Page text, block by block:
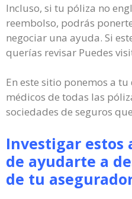
Incluso, si tu póliza no
reembolso, podrás
negociar una ayuda. Si
querías revisar Puedes
En este sitio ponemos a
médicos de todas las
sociedades de seguros
Investigar estos
de ayudarte a
de tu